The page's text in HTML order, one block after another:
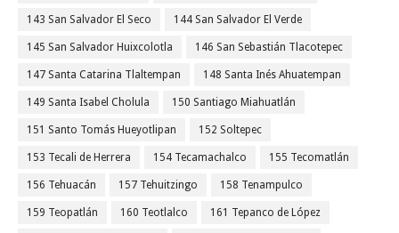
143 San Salvador El Seco 144 San Salvador El Verde
145 San Salvador Huixcolotla 146 San Sebastián Tlacotepec
147 Santa Catarina Tlaltempan 148 Santa Inés Ahuatempan
149 Santa Isabel Cholula 150 Santiago Miahuatlán
151 Santo Tomás Hueyotlipan 152 Soltepec
153 Tecali de Herrera 154 Tecamachalco 155 Tecomatlán
156 Tehuacán 157 Tehuitzingo 158 Tenampulco
159 Teopatlán 160 Teotlalco 161 Tepanco de López